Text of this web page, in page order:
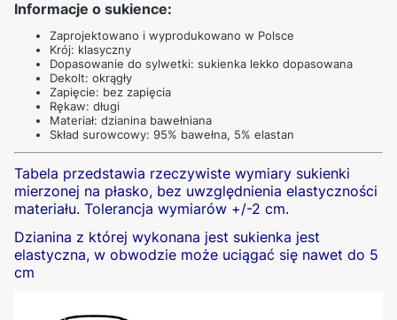
Informacje o sukience:
Zaprojektowano i wyprodukowano w Polsce
Krój: klasyczny
Dopasowanie do sylwetki: sukienka lekko dopasowana
Dekolt: okrągły
Zapięcie: bez zapięcia
Rękaw: długi
Materiał: dzianina bawełniana
Skład surowcowy: 95% bawełna, 5% elastan
Tabela przedstawia rzeczywiste wymiary sukienki
mierzonej na płasko, bez uwzględnienia elastyczności
materiału. Tolerancja wymiarów +/-2 cm.
Dzianina z której wykonana jest sukienka jest
elastyczna, w obwodzie może uciągać się nawet do 5
cm